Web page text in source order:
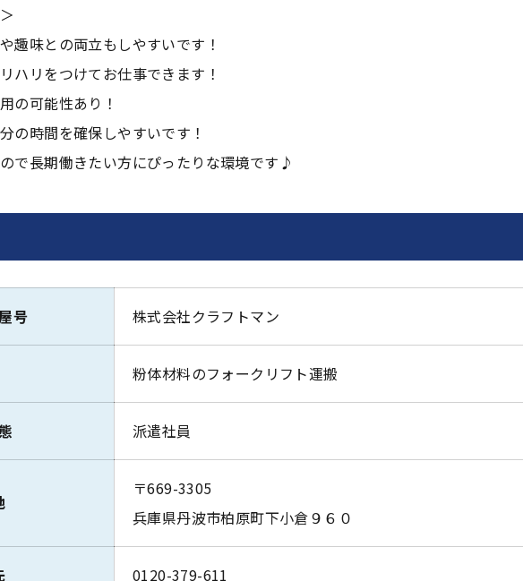
趣味との両立もしやすいです！
ハリをつけてお仕事できます！
の可能性あり！
の時間を確保しやすいです！
で長期働きたい方にぴったりな環境です♪
号 株式会社クラフトマン
粉体材料のフォークリフト運搬
派遣社員
〒669-3305
兵庫県丹波市柏原町下小倉９６０
0120-379-611